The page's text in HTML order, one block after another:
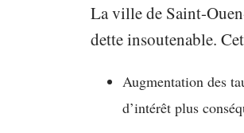
La ville de Saint-
dette insoutenable.
Augmentation des
d’intérêt plus